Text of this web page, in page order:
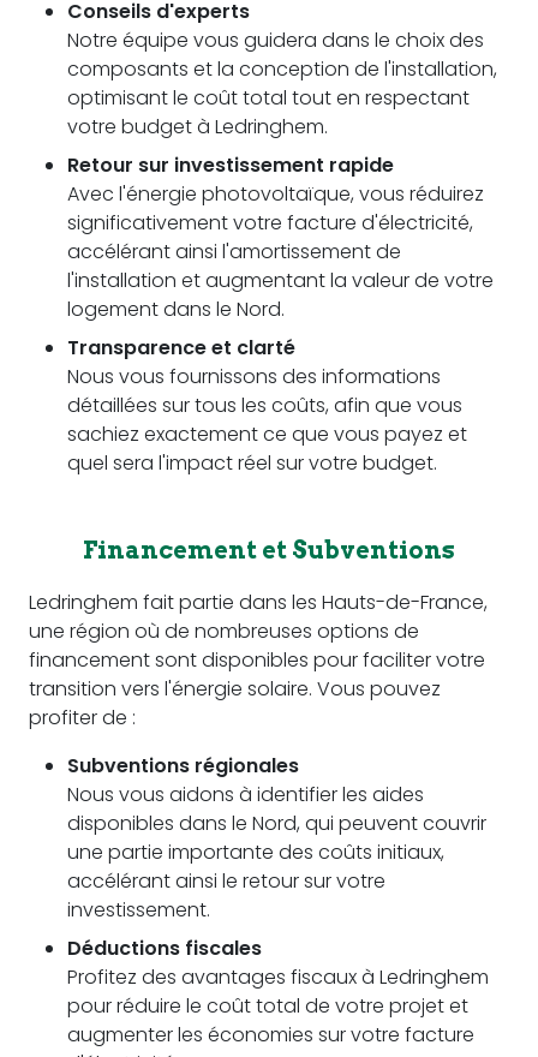
Conseils d'experts
Notre équipe vous guidera dans le choix des
composants et la conception de l'installation,
optimisant le coût total tout en respectant
votre budget à Ledringhem.
Retour sur investissement rapide
Avec l'énergie photovoltaïque, vous réduirez
significativement votre facture d'électricité,
accélérant ainsi l'amortissement de
l'installation et augmentant la valeur de votre
logement dans le Nord.
Transparence et clarté
Nous vous fournissons des informations
détaillées sur tous les coûts, afin que vous
sachiez exactement ce que vous payez et
quel sera l'impact réel sur votre budget.
Financement et Subventions
Ledringhem fait partie dans les Hauts-de-France,
une région où de nombreuses options de
financement sont disponibles pour faciliter votre
transition vers l'énergie solaire. Vous pouvez
profiter de :
Subventions régionales
Nous vous aidons à identifier les aides
disponibles dans le Nord, qui peuvent couvrir
une partie importante des coûts initiaux,
accélérant ainsi le retour sur votre
investissement.
Déductions fiscales
Profitez des avantages fiscaux à Ledringhem
pour réduire le coût total de votre projet et
augmenter les économies sur votre facture